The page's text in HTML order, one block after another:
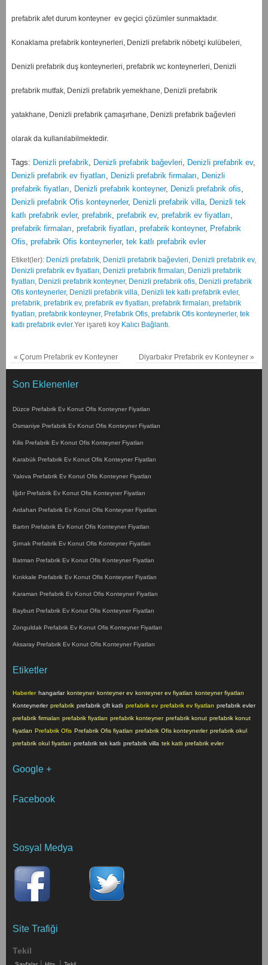
prefabrik afet durum konteyner ev geçici çözümler sunmaktadır.
Konaklama prefabrik konteynerleri, Denizli prefabrik nöbetçi kulübeleri,
Denizli prefabrik duş konteynerleri, prefabrik wc konteynerleri, Denizli
prefabrik mutfak, Denizli prefabrik yemekhane, Denizli prefabrik
yatakhane, Denizli prefabrik çamaşırhane, Denizli prefabrik bağevleri
olarak da kullanılabilmektedir.
Tags: Denizli prefabrik, Denizli prefabrik bağevleri, Denizli prefabrik ev,
Denizli prefabrik ev fiyatları, Denizli prefabrik firmaları, Denizli
prefabrik fiyatları, Denizli prefabrik konteyner, Denizli prefabrik ofis,
Denizli prefabrik Ofis konteynerler, Denizli prefabrik villa, Denizli tek
katlı prefabrik evler, prefabrik, prefabrik ev, prefabrik ev fiyatları,
prefabrik firmaları, prefabrik fiyatları, prefabrik konteyner, Prefabrik
Ofis, prefabrik Ofis konteynerler, tek katlı prefabrik evler
Etiket(ler): Denizli prefabrik, Denizli prefabrik bağevleri, Denizli prefabrik ev,
Denizli prefabrik ev fiyatları, Denizli prefabrik firmaları, Denizli prefabrik
fiyatları, Denizli prefabrik konteyner, Denizli prefabrik ofis, Denizli prefabrik
Ofis konteynerler, Denizli prefabrik villa, Denizli tek katlı prefabrik evler,
prefabrik, prefabrik ev, prefabrik ev fiyatları, prefabrik firmaları, prefabrik
fiyatları, prefabrik konteyner, Prefabrik Ofis, prefabrik Ofis konteynerler, tek
katlı prefabrik evler.Yer işareti koy Kalıcı Bağlantı.
« Çorum Prefabrik ev Konteyner Diyarbakır Prefabrik ev Konteyner»
Son Eklenenler
Düzce Prefabrik Ev Konut Ofis Konteyner Fiyatları
Osmaniye Prefabrik Ev Konut Ofis Konteyner Fiyatları
Kilis Prefabrik Ev Konut Ofis Konteyner Fiyatları
Karabük Prefabrik Ev Konut Ofis Konteyner Fiyatları
Yalova Prefabrik Ev Konut Ofis Konteyner Fiyatları
Iğdır Prefabrik Ev Konut Ofis Konteyner Fiyatları
Ardahan Prefabrik Ev Konut Ofis Konteyner Fiyatları
Bartın Prefabrik Ev Konut Ofis Konteyner Fiyatları
Şırnak Prefabrik Ev Konut Ofis Konteyner Fiyatları
Batman Prefabrik Ev Konut Ofis Konteyner Fiyatları
Kırıkkale Prefabrik Ev Konut Ofis Konteyner Fiyatları
Karaman Prefabrik Ev Konut Ofis Konteyner Fiyatları
Bayburt Prefabrik Ev Konut Ofis Konteyner Fiyatları
Zonguldak Prefabrik Ev Konut Ofis Konteyner Fiyatları
Aksaray Prefabrik Ev Konut Ofis Konteyner Fiyatları
Etiketler
Haberler hangarlar konteyner konteyner ev konteyner ev fiyatları konteyner fiyatları
Konteynerler prefabrik prefabrik çift katlı prefabrik ev prefabrik ev fiyatları prefabrik evler
prefabrik firmaları prefabrik fiyatları prefabrik konteyner prefabrik konut prefabrik konut
fiyatları Prefabrik Ofis Prefabrik Ofis fiyatları prefabrik Ofis konteynerler prefabrik okul
prefabrik okul fiyatları prefabrik tek katlı prefabrik villa tek katlı prefabrik evler
Google +
Facebook
Sosyal Medya
Site Trafiği
Tekil